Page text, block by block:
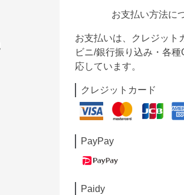
お支払い方法に
お支払いは、クレジット
ビニ/銀行振り込み・各
応しています。
クレジットカード
PayPay
Paidy